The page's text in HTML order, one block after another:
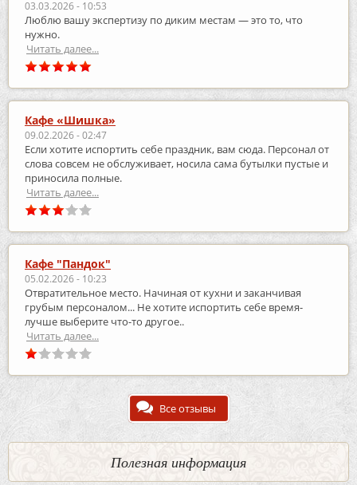
03.03.2026 - 10:53
Люблю вашу экспертизу по диким местам — это то, что
нужно.
Читать далее...
Кафе «Шишка»
09.02.2026 - 02:47
Если хотите испортить себе праздник, вам сюда. Персонал от
слова совсем не обслуживает, носила сама бутылки пустые и
приносила полные.
Читать далее...
Кафе "Пандок"
05.02.2026 - 10:23
Отвратительное место. Начиная от кухни и заканчивая
грубым персоналом... Не хотите испортить себе время-
лучше выберите что-то другое..
Читать далее...
Все отзывы
Полезная информация